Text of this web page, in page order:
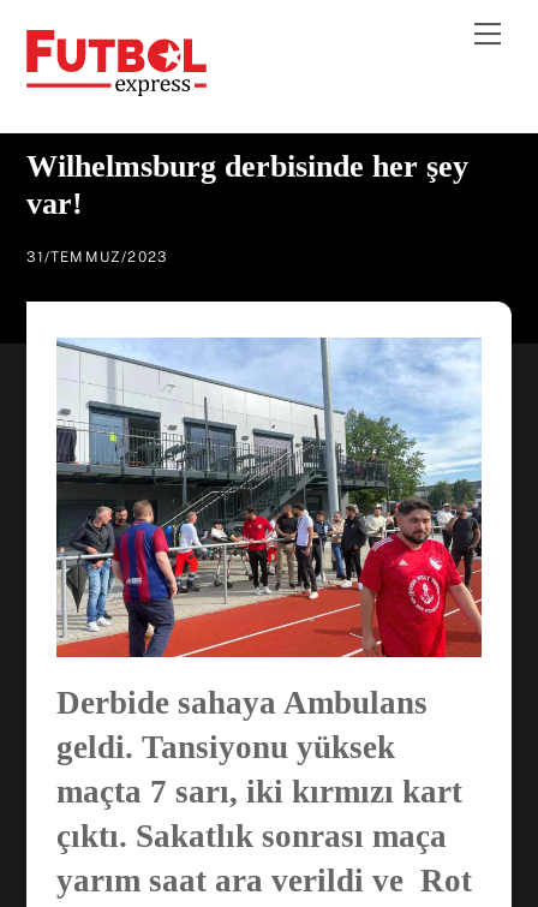
content
Wilhelmsburg derbisinde her şey
var!
31 /TEMMUZ/2023
Derbide sahaya Ambulans
geldi. Tansiyonu yüksek
maçta 7 sarı, iki kırmızı kart
çıktı. Sakatlık sonrası maça
yarım saat ara verildi ve Rot